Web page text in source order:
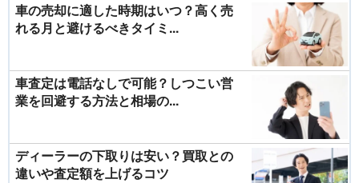
車の売却に適した時期はいつ？高く売
れる月と避けるべきタイミ...
車査定は電話なしで可能？しつこい営
業を回避する方法と相場の...
ディーラーの下取りは安い？買取との
違いや査定額を上げるコツ